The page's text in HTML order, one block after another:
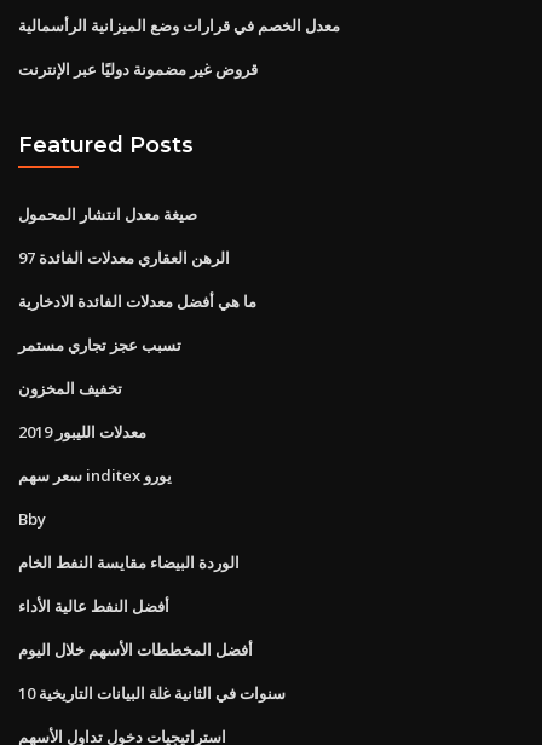
معدل الخصم في قرارات وضع الميزانية الرأسمالية
قروض غير مضمونة دوليًا عبر الإنترنت
Featured Posts
صيغة معدل انتشار المحمول
97 الرهن العقاري معدلات الفائدة
ما هي أفضل معدلات الفائدة الادخارية
تسبب عجز تجاري مستمر
تخفيف المخزون
2019 معدلات الليبور
سعر سهم inditex يورو
Bby
الوردة البيضاء مقايسة النفط الخام
أفضل النفط عالية الأداء
أفضل المخططات الأسهم خلال اليوم
10 سنوات في الثانية غلة البيانات التاريخية
استراتيجيات دخول تداول الأسهم